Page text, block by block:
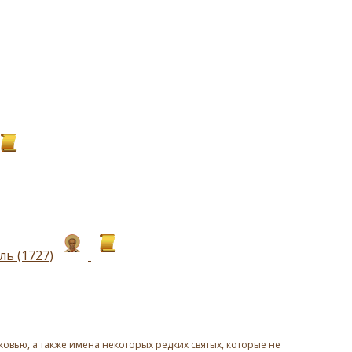
(1727)
а также имена некоторых редких святых, которые не